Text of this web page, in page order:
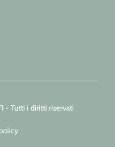
- Tutti i diritti riservati